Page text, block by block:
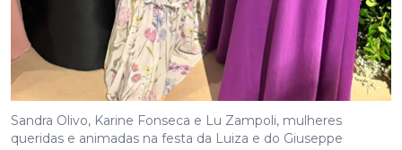
Sandra Olivo, Karine Fonseca e Lu Zampoli, mulheres
queridas e animadas na festa da Luiza e do Giuseppe